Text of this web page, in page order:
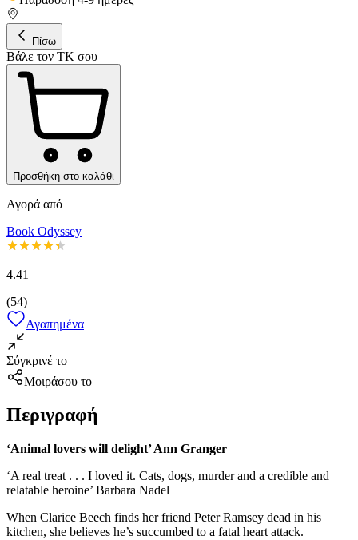
Πίσω
Βάλε τον ΤΚ σου
Προσθήκη στο καλάθι
Αγορά από
Book Odyssey
4.41
(54)
Αγαπημένα
Σύγκρινέ το
Μοιράσου το
Περιγραφή
‘Animal lovers will delight’ Ann Granger
‘A real treat . . . I loved it. Cats, dogs, murder and a credible and
relatable heroine’ Barbara Nadel
When Clarice Beech finds her friend Peter Ramsey dead in his
kitchen, she believes he’s succumbed to a fatal heart attack.